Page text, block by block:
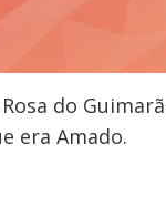
do
era Amado.